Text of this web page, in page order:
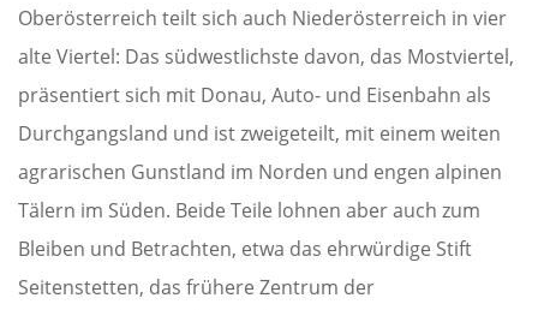
Oberösterreich teilt sich auch Niederösterreich in vier
alte Viertel: Das südwestlichste davon, das Mostviertel,
präsentiert sich mit Donau, Auto- und Eisenbahn als
Durchgangsland und ist zweigeteilt, mit einem weiten
agrarischen Gunstland im Norden und engen alpinen
Tälern im Süden. Beide Teile lohnen aber auch zum
Bleiben und Betrachten, etwa das ehrwürdige Stift
Seitenstetten, das frühere Zentrum der